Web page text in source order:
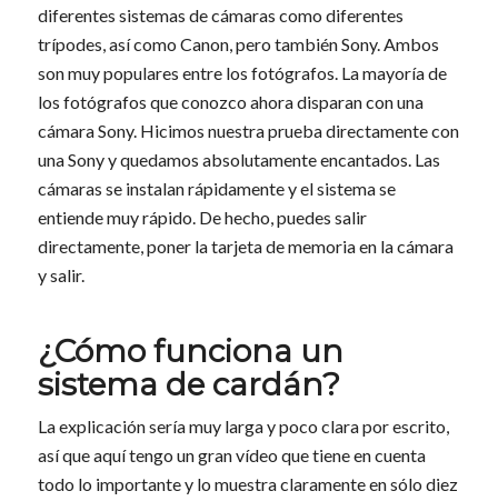
diferentes sistemas de cámaras como diferentes
trípodes, así como Canon, pero también Sony. Ambos
son muy populares entre los fotógrafos. La mayoría de
los fotógrafos que conozco ahora disparan con una
cámara Sony. Hicimos nuestra prueba directamente con
una Sony y quedamos absolutamente encantados. Las
cámaras se instalan rápidamente y el sistema se
entiende muy rápido. De hecho, puedes salir
directamente, poner la tarjeta de memoria en la cámara
y salir.
¿Cómo funciona un
sistema de cardán?
La explicación sería muy larga y poco clara por escrito,
así que aquí tengo un gran vídeo que tiene en cuenta
todo lo importante y lo muestra claramente en sólo diez